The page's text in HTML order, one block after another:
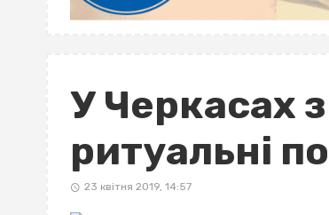
У Черкасах
ритуальні
23 квітня 2019, 14:57